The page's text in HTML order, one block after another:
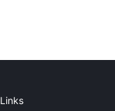
Links